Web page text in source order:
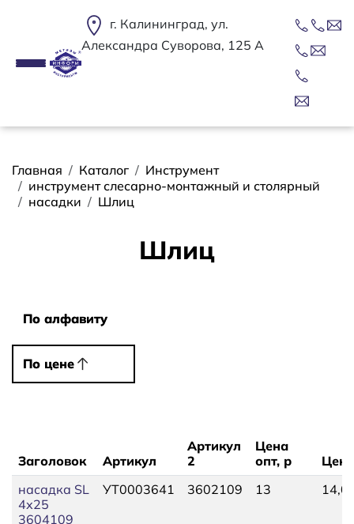
г. Калининград, ул.
Александра Суворова, 125 А
Строка навигации
Главная Каталог
Инструмент
инструмент слесарно-монтажный и столярный
насадки
Шлиц
Шлиц
По алфавиту
По алфавиту
По цене
По цене
Заголовок Артикул
Артикул
2
Цена
опт, р
насадка SL
4х25
3604109
УТ0003641 3602109 13